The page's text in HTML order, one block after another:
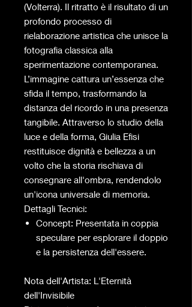
(Volterra). Il ritratto è il risultato di un
profondo processo di
rielaborazione artistica che unisce la
fotografia classica alla
sperimentazione contemporanea.
L’immagine cattura un’essenza che
sfida il tempo, trasformando la
distanza del ricordo in una presenza
tangibile. Attraverso lo studio della
luce e della forma, Giulia Efisi
restituisce dignità e bellezza a un
volto che la storia rischiava di
consegnare all'ombra, rendendolo
un'icona universale di memoria.
Dettagli Tecnici:
Concept: Presentata in coppia
speculare per esplorare il doppio
e la persistenza dell'essere.
Nota dell'Artista: L'Eternità
dell'Invisibile